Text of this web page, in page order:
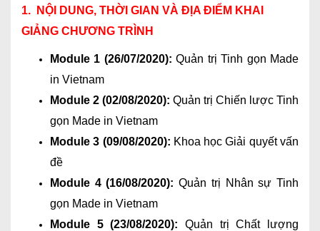
1. NỘI DUNG, THỜI GIAN VÀ ĐỊA ĐIỂM KHAI
GIẢNG CHƯƠNG TRÌNH
Module 1 (26/07/2020): Quản trị Tinh gọn Made
in Vietnam
Module 2 (02/08/2020): Quản trị Chiến lược Tinh
gọn Made in Vietnam
Module 3 (09/08/2020): Khoa học Giải quyết vấn
đề
Module 4 (16/08/2020): Quản trị Nhân sự Tinh
gọn Made in Vietnam
Module 5 (23/08/2020): Quản trị Chất lượng